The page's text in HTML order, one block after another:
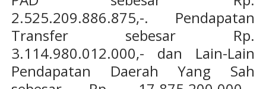
2.525.209.886.875,-. Pendapatan
Transfer sebesar Rp.
3.114.980.012.000,- dan Lain-Lain
Pendapatan Daerah Yang Sah